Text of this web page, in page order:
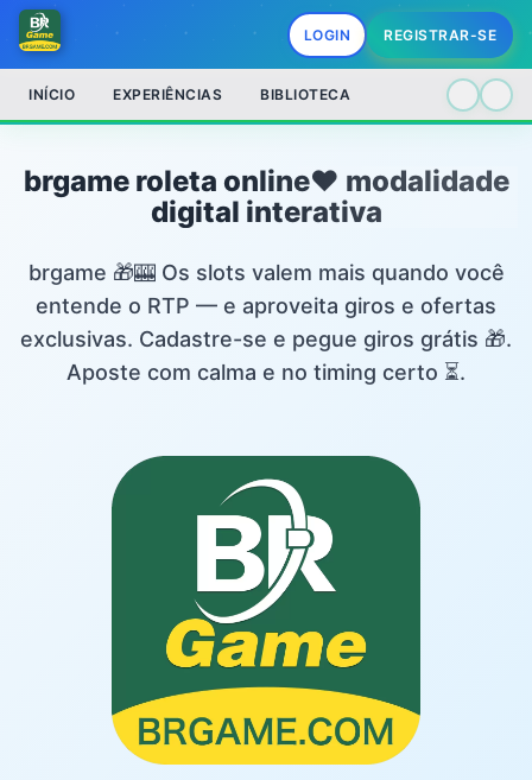
LOGIN REGISTRAR-SE
INÍCIO EXPERIÊNCIAS BIBLIOTECA
brgame roleta online❤️ modalidade
digital interativa
brgame 🎁🎰 Os slots valem mais quando você
entende o RTP — e aproveita giros e ofertas
exclusivas. Cadastre-se e pegue giros grátis 🎁.
Aposte com calma e no timing certo ⏳.